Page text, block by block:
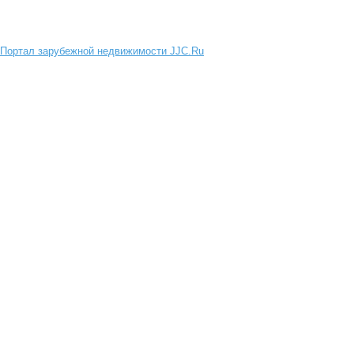
Портал зарубежной недвижимости JJC.Ru